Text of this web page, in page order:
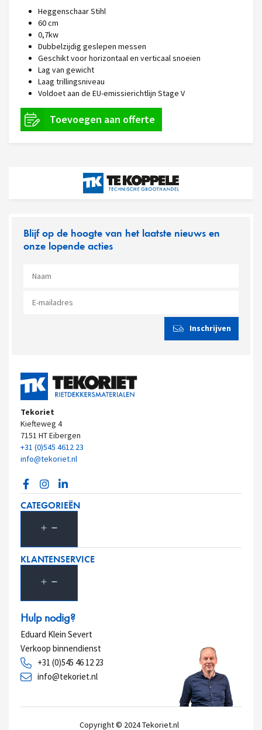
Heggenschaar Stihl
60 cm
0,7kw
Dubbelzijdig geslepen messen
Geschikt voor horizontaal en verticaal snoeien
Lag van gewicht
Laag trillingsniveau
Voldoet aan de EU-emissierichtlijn Stage V
Blijf op de hoogte van het laatste nieuws en
onze lopende acties
Tekoriet
Kiefteweg 4
7151 HT Eibergen
+31 (0)545 4612 23
info@tekoriet.nl
CATEGORIEËN
KLANTENSERVICE
Hulp nodig?
Eduard Klein Severt
Verkoop binnendienst
+31 (0)545 46 12 23
info@tekoriet.nl
Copyright © 2024Tekoriet.nl